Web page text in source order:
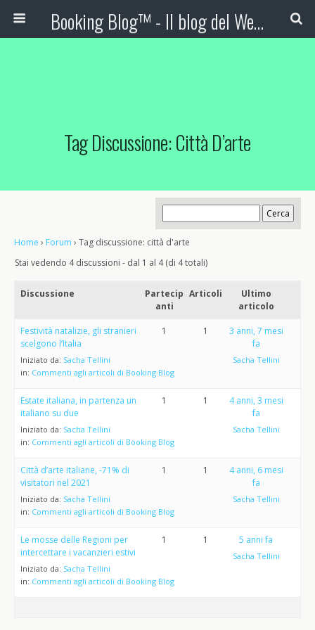
Booking Blog™ - Il blog del Web Marketing Turistico
Tag Discussione: Città D’arte
Home › Forum › Tag discussione: città d'arte
Stai vedendo 4 discussioni - dal 1 al 4 (di 4 totali)
Discussione
Partecip
anti
Articoli
Ultimo
articolo
Festività natalizie, gli stranieri
scelgono l’Italia
Iniziato da: Sacha Tellini
in: Commenti agli articoli di Booking Blog
1 1
3 anni, 7 mesi
fa
Sacha Tellini
Estate italiana, in partenza un
italiano su due
Iniziato da: Sacha Tellini
in: Commenti agli articoli di Booking Blog
1 1
4 anni, 3 mesi
fa
Sacha Tellini
Città d’arte italiane, -71% di
visitatori nel 2021
Iniziato da: Sacha Tellini
in: Commenti agli articoli di Booking Blog
1 1
4 anni, 6 mesi
fa
Sacha Tellini
Le mosse delle Regioni per
intercettare i vacanzieri estivi
Iniziato da: Sacha Tellini
in: Commenti agli articoli di Booking Blog
1 1 5 anni fa
Sacha Tellini